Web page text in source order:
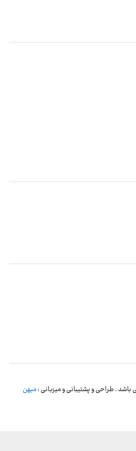
. طراحی و پشتیبانی و میزبانی :میهن